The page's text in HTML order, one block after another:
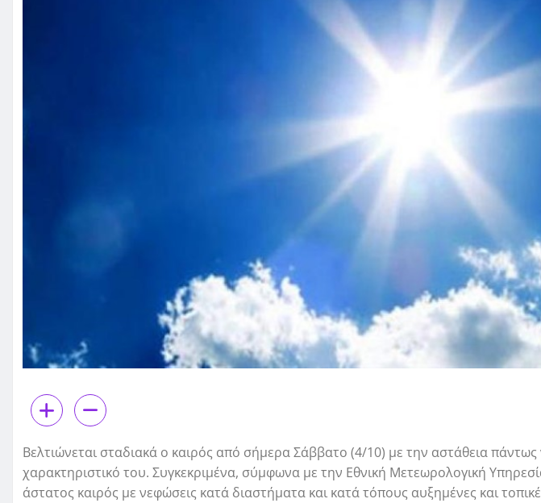
Βελτιώνεται σταδιακά ο καιρός από σήμερα Σάββατο (4/10) με την αστάθεια πάντως
χαρακτηριστικό του. Συγκεκριμένα, σύμφωνα με την Εθνική Μετεωρολογική
άστατος καιρός με νεφώσεις κατά διαστήματα και κατά τόπους αυξημένες και